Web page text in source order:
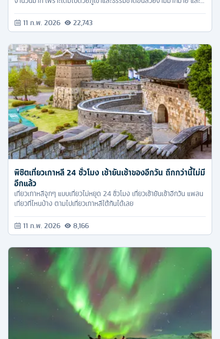
ทัวร์ครับก็เก็บแลนด์มาร์คสำคัญมาให้แล้ว กับ 5 พิกัดห้ามพลาดต่อไปนี้
11 ก.พ. 2026 22,743
พิชิตเที่ยวเกาหลี 24 ชั่วโมง เช้ายันเช้าของอีกวัน ถึกกว่านี้ไม่มี
อีกแล้ว
เที่ยวเกาหลีจุกๆ แบบเที่ยวไม่หยุด 24 ชั่วโมง เที่ยวเช้ายันเช้าอีกวัน แพลน
เที่ยวที่ไหนบ้าง ตามไปเที่ยวเกาหลีใต้กันได้เลย
11 ก.พ. 2026 8,166